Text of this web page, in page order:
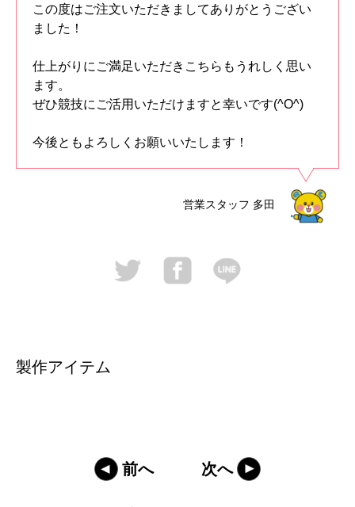
この度はご注文いただきましてありがとうござい
ました！
仕上がりにご満足いただきこちらもうれしく思い
ます。
ぜひ競技にご活用いただけますと幸いです(^O^)
今後ともよろしくお願いいたします！
営業スタッフ 多田
製作アイテム
前へ 次へ